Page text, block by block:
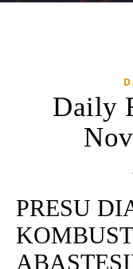
Daily
PRESU